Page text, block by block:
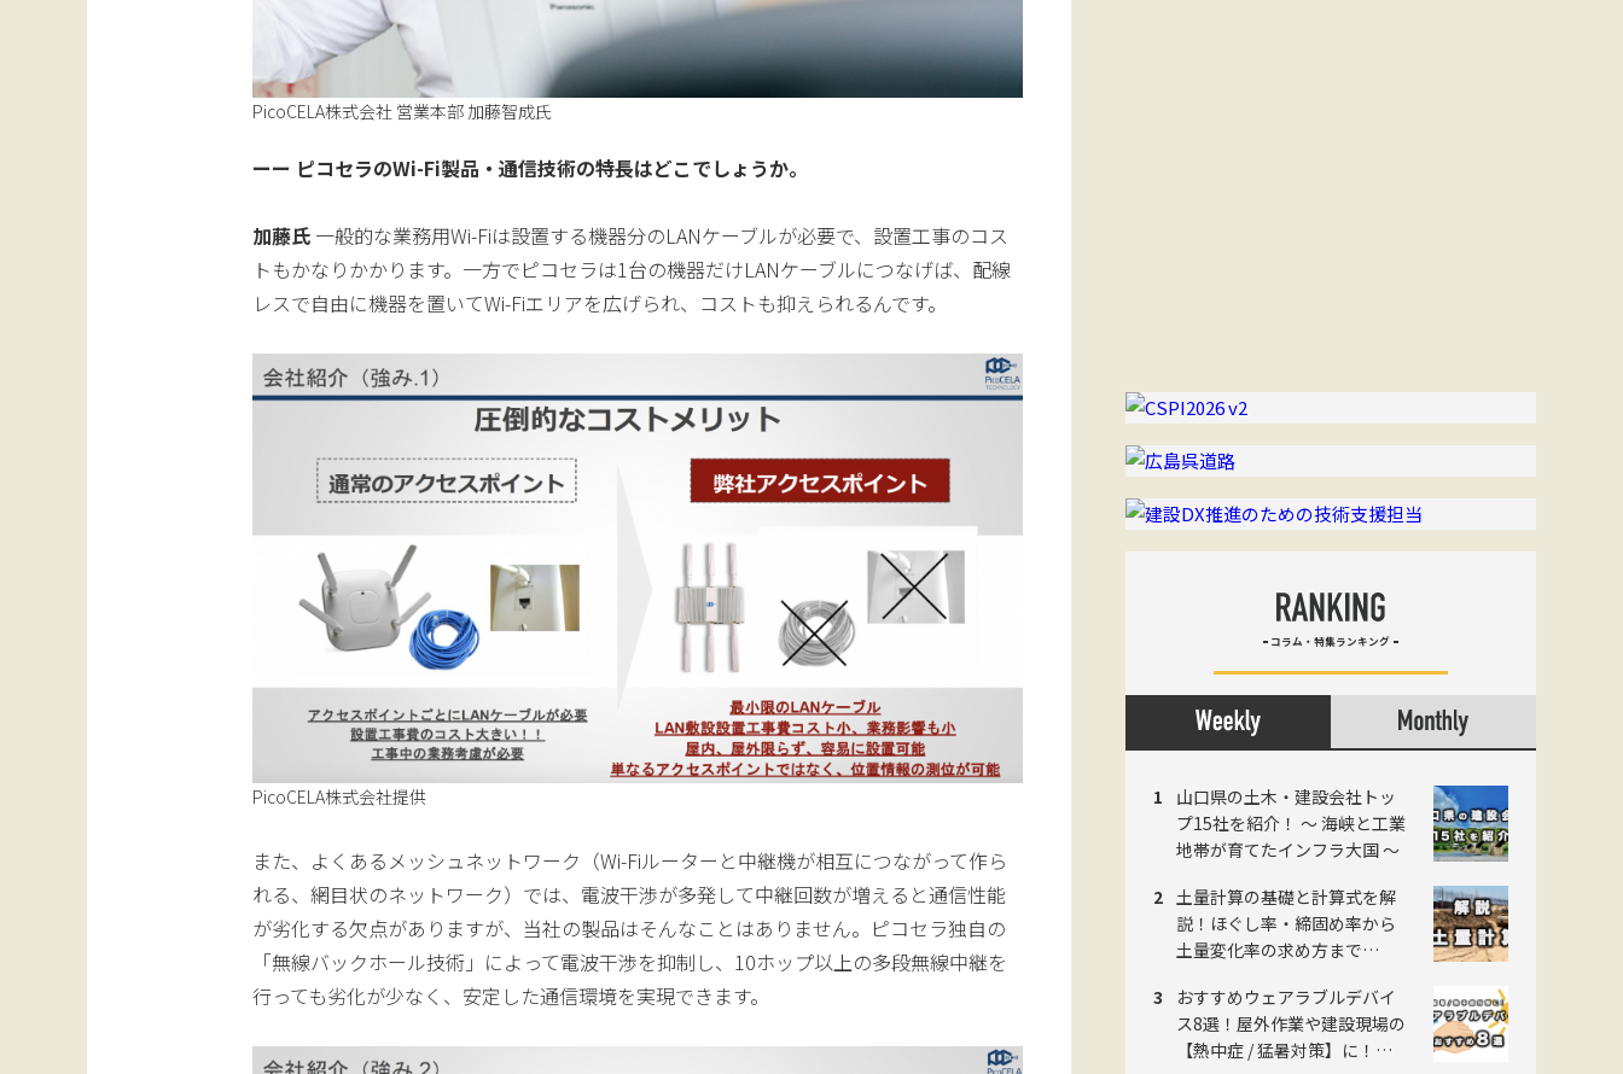
PicoCELA株式会社 営業本部 加藤智成氏
ーー ピコセラのWi-Fi製品・通信技術の特長はどこでしょうか。
加藤氏 一般的な業務用Wi-Fiは設置する機器分のLANケーブルが必要で、設置工事のコス
トもかなりかかります。一方でピコセラは1台の機器だけLANケーブルにつなげば、配線
レスで自由に機器を置いてWi-Fiエリアを広げられ、コストも抑えられるんです。
PicoCELA株式会社提供
また、よくあるメッシュネットワーク（Wi-Fiルーターと中継機が相互につながって作ら
れる、網目状のネットワーク）では、電波干渉が多発して中継回数が増えると通信性能
が劣化する欠点がありますが、当社の製品はそんなことはありません。ピコセラ独自の
「無線バックホール技術」によって電波干渉を抑制し、10ホップ以上の多段無線中継を
行っても劣化が少なく、安定した通信環境を実現できます。
コラム・特集ランキング
山口県の土木・建設会社トッ
プ15社を紹介！ 〜 海峡と工業
地帯が育てたインフラ大国 〜
土量計算の基礎と計算式を解
説！ほぐし率・締固め率から
土量変化率の求め方まで
おすすめウェアラブルデバイ
ス8選！屋外作業や建設現場の
【熱中症 / 猛暑対策】に！